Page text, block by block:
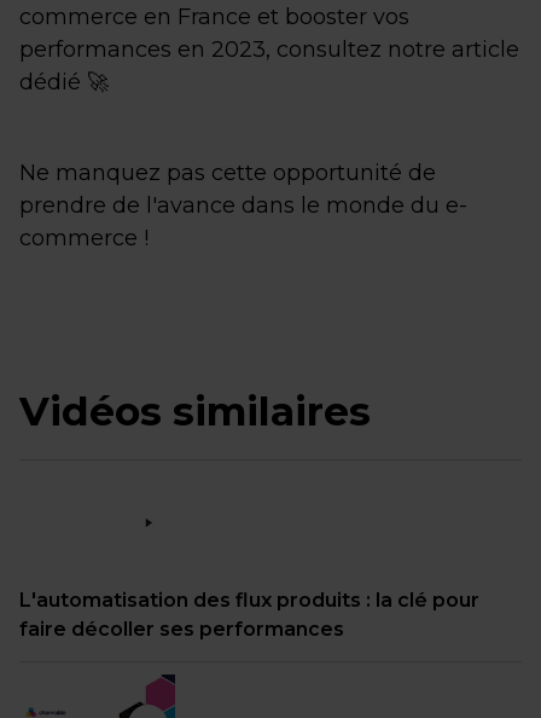
commerce en France et booster vos
performances en 2023, consultez notre article
dédié 🚀
Ne manquez pas cette opportunité de
prendre de l'avance dans le monde du e-
commerce !
Vidéos similaires
L'automatisation des flux produits : la clé pour
faire décoller ses performances